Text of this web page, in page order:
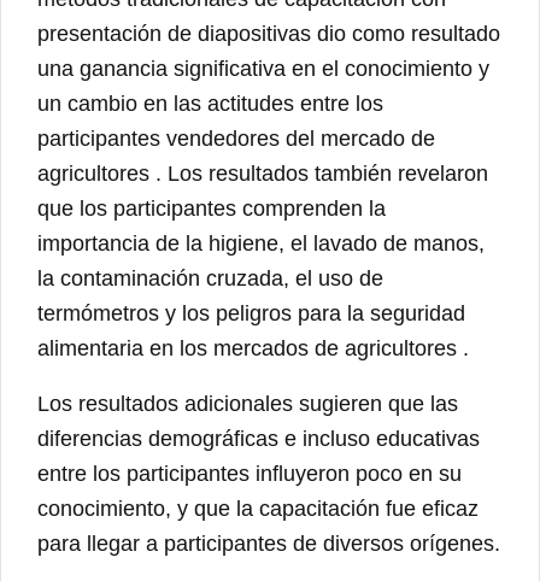
presentación de diapositivas dio como resultado
una ganancia significativa en el conocimiento y
un cambio en las actitudes entre los
participantes vendedores del mercado de
agricultores . Los resultados también revelaron
que los participantes comprenden la
importancia de la higiene, el lavado de manos,
la contaminación cruzada, el uso de
termómetros y los peligros para la seguridad
alimentaria en los mercados de agricultores .
Los resultados adicionales sugieren que las
diferencias demográficas e incluso educativas
entre los participantes influyeron poco en su
conocimiento, y que la capacitación fue eficaz
para llegar a participantes de diversos orígenes.